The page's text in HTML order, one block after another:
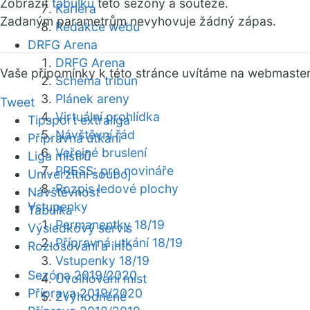
Kariéra
Redakce webu
DRFG Arena
DRFG Arena
Schéma tribun
Plánek areny
Virtuální prohlídka
Návštěvní řád
Veřejné bruslení
PRESS: pro novináře
Rozpis ledové plochy
Vstupenky
Permanentky 18/19
Přípravná utkání 18/19
Vstupenky 18/19
Uvolňování míst
Zvýhodněné
Zobrazit tabulku této sezóny a soutěže.
Zadaným parametrům nevyhovuje žádný zápas.
Vaše připomínky k této stránce uvítáme na webmaster
Tweet
Tipsport extraliga
Přípravná utkání
Liga mistrů
Univerzitní souboj
Návštěvnost
Tabulka
Výsledkový servis
Rozlosování a info
Sezóna 2019/2020
Příprava 2019/2020